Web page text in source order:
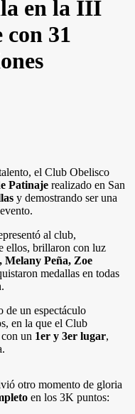
en la III
31
el Club Obelisco
Patinaje realizado en San
y demostrando ser una
al club,
ellos, brillaron con luz
Peña, Zoe
medallas en todas
de un espectáculo
en la que el Club
un 1er y 3er lugar,
otro momento de gloria
en los 3K puntos: